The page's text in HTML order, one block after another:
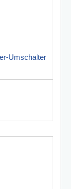
Umschalter